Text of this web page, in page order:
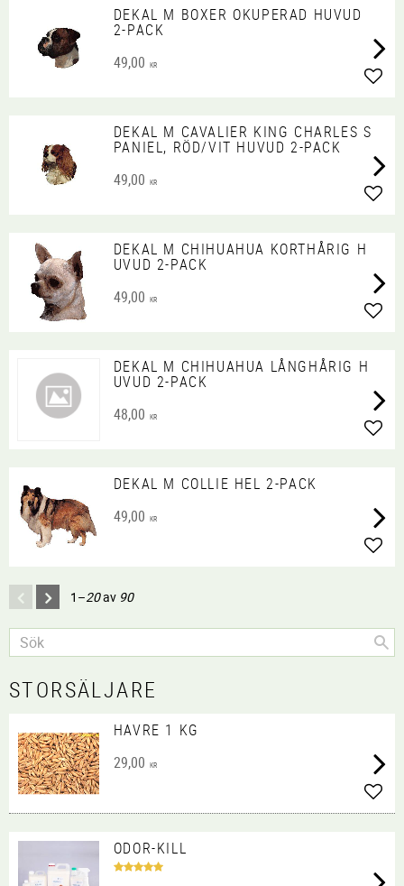
DEKAL M BOXER OKUPERAD HUVUD
2-PACK
49,00 KR
DEKAL M CAVALIER KING CHARLES S
PANIEL, RÖD/VIT HUVUD 2-PACK
49,00 KR
DEKAL M CHIHUAHUA KORTHÅRIG H
UVUD 2-PACK
49,00 KR
DEKAL M CHIHUAHUA LÅNGHÅRIG H
UVUD 2-PACK
48,00 KR
DEKAL M COLLIE HEL 2-PACK
49,00 KR
1–20av 90
STORSÄLJARE
HAVRE 1 KG
29,00 KR
ODOR-KILL